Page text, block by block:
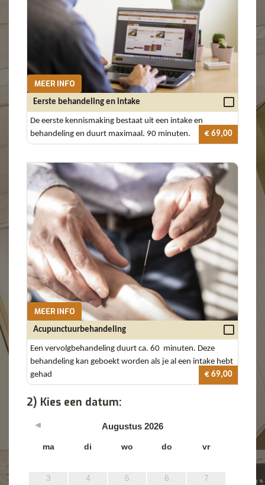
MEER INFO
Eerste behandeling en intake
De eerste kennismaking bestaat uit een intake en
behandeling en duurt maximaal. 90 minuten.
€ 69,00
MEER INFO
Acupunctuurbehandeling
Een vervolgbehandeling duurt ca. 60 minuten. Deze
behandeling kan geboekt worden als je al een intake hebt
gehad
€ 69,00
2) Kies een datum:
Augustus 2026
ma di wo do vr
3 4 5 6
7